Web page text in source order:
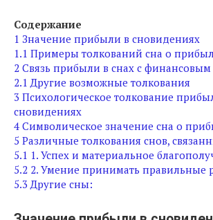
Содержание
1 Значение прибыли в сновидениях
1.1 Примеры толкований сна о
2 Связь прибыли в снах с
2.1 Другие возможные толкования
3 Психологическое толкование
сновидениях
4 Символическое значение сна о
5 Различные толкования снов,
5.1 1. Успех и материальное
5.2 2. Умение принимать правильные
5.3 Другие сны: